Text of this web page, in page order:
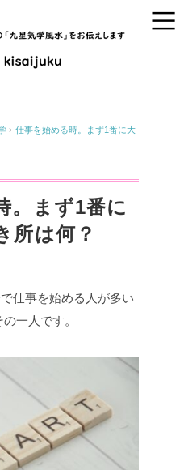
› 仕事を始める時。まず1番に大
。まず1番に
所は何？
仕事を始める人が多い
一人です。